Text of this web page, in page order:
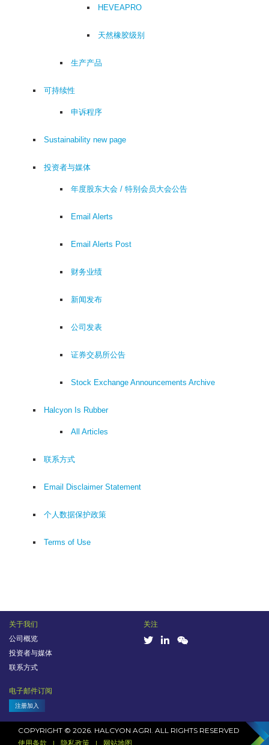
HEVEAPRO
天然橡胶级别
生产产品
可持续性
申诉程序
Sustainability new page
投资者与媒体
年度股东大会 / 特别会员大会公告
Email Alerts
Email Alerts Post
财务业绩
新闻发布
公司发表
证券交易所公告
Stock Exchange Announcements Archive
Halcyon Is Rubber
All Articles
联系方式
Email Disclaimer Statement
个人数据保护政策
Terms of Use
关于我们
公司概览
投资者与媒体
联系方式
关注
电子邮件订阅
注册加入
COPYRIGHT © 2026. HALCYON AGRI. ALL RIGHTS RESERVED
使用条款
隐私政策 网站地图